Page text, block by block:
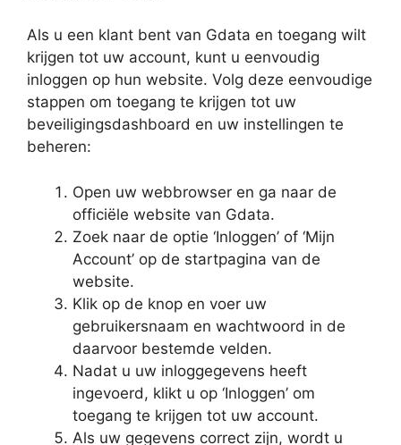
Als u een klant bent van Gdata en toegang wilt
krijgen tot uw account, kunt u eenvoudig
inloggen op hun website. Volg deze eenvoudige
stappen om toegang te krijgen tot uw
beveiligingsdashboard en uw instellingen te
beheren:
Open uw webbrowser en ga naar de
officiële website van Gdata.
Zoek naar de optie ‘Inloggen’ of ‘Mijn
Account’ op de startpagina van de
website.
Klik op de knop en voer uw
gebruikersnaam en wachtwoord in de
daarvoor bestemde velden.
Nadat u uw inloggegevens heeft
ingevoerd, klikt u op ‘Inloggen’ om
toegang te krijgen tot uw account.
Als uw gegevens correct zijn, wordt u